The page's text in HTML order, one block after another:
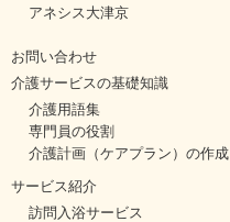
アネシス大津京
お問い合わせ
介護サービスの基礎知識
介護用語集
専門員の役割
介護計画（ケアプラン）の作成
サービス紹介
訪問入浴サービス